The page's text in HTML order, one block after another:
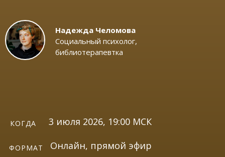
Надежда Челомова
Социальный психолог,
библиотерапевтка
3 июля 2026, 19:00 МСК
Онлайн, прямой эфир
КОГДА
ФОРМАТ